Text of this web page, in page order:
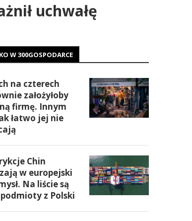
uchwałę
W 300GOSPODARCE
na czterech
założyłoby
firmę. Innym
łatwo jej nie
Chin
w europejski
Na liście są
z Polski